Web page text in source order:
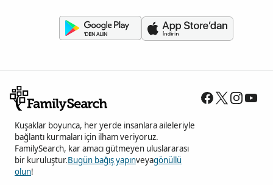
Kuşaklar boyunca, her yerde insanlara aileleriyle
bağlantı kurmaları için ilham veriyoruz.
FamilySearch, kar amacı gütmeyen uluslararası
bir kuruluştur.Bugün bağış yapınveyagönüllü
olun!